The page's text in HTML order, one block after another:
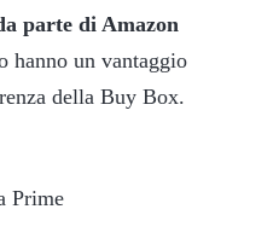
parte di Amazon
hanno un vantaggio
della Buy Box.
Prime